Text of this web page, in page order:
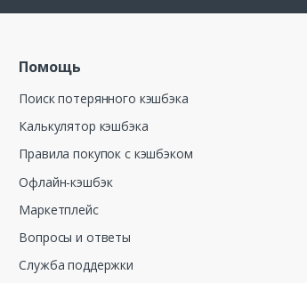
Помощь
Поиск потерянного кэшбэка
Калькулятор кэшбэка
Правила покупок с кэшбэком
Офлайн-кэшбэк
Маркетплейс
Вопросы и ответы
Служба поддержки